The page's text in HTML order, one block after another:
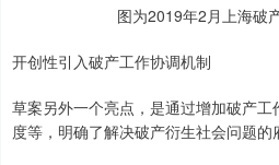
图为2019年2月上海破
开创性引入破产工作协调机制
草案另外一个亮点，是通过增加破产
度等，明确了解决破产衍生社会问题的